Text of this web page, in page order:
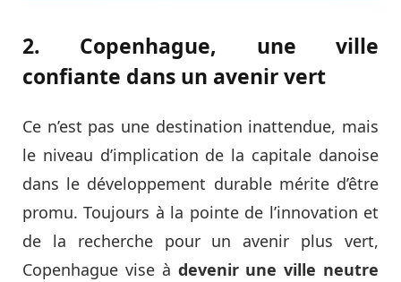
2. Copenhague, une ville
confiante dans un avenir vert
Ce n’est pas une destination inattendue, mais
le niveau d’implication de la capitale danoise
dans le développement durable mérite d’être
promu. Toujours à la pointe de l’innovation et
de la recherche pour un avenir plus vert,
Copenhague vise à devenir une ville neutre